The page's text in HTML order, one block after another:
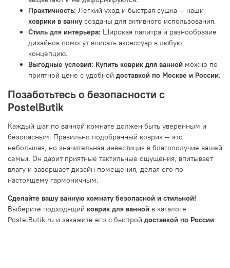
Практичность: Легкий уход и быстрая сушка — наши
коврики в ванну созданы для активного использования.
Стиль для интерьера: Широкая палитра и разнообразие
дизайнов помогут вписать аксессуар в любую
концепцию.
Выгодные условия: Купить коврик для ванной можно по
приятной цене с удобной доставкой по Москве и России.
Позаботьтесь о безопасности с
PostelButik
Каждый шаг по ванной комнате должен быть уверенным и
безопасным. Правильно подобранный коврик — это
небольшая, но значительная инвестиция в благополучие вашей
семьи. Он дарит приятные тактильные ощущения, впитывает
влагу и завершает дизайн помещения, делая его по-
настоящему гармоничным.
Сделайте вашу ванную комнату безопасной и стильной!
Выберите подходящий коврик для ванной в каталоге
PostelButik.ru и закажите его с быстрой доставкой по России.